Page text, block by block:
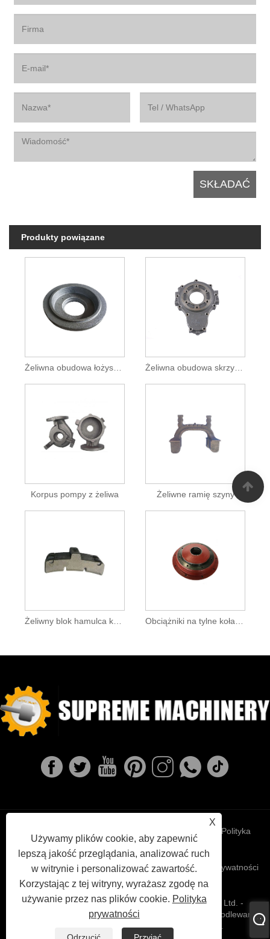
Produkty powiązane
Żeliwna obudowa łożyska i gniazdo łożyska Żeliwna obudowa skrzyni biegów
Korpus pompy z żeliwa Żeliwne ramię szyny
Żeliwny blok hamulca kolejowego
X
Używamy plików cookie, aby zapewnić
lepszą jakość przeglądania, analizować ruch
w witrynie i personalizować zawartość.
Korzystając z tej witryny, wyrażasz zgodę na
używanie przez nas plików cookie. Polityka
prywatności
Polityka
prywatności
Copyright © 2022 Ningbo Supreme Machinery Co., Ltd. -
Odlewanie żelaza plastyczne, odlewanie inwestycyjne, odlewanie
szarego żelaza - Wszelkie prawa zastrzeżone.